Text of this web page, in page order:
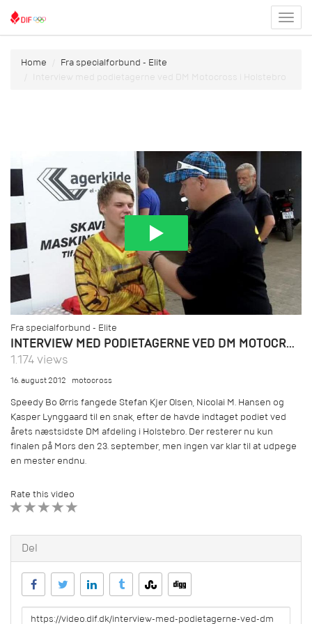
menu
Home
Fra specialforbund - Elite
Interview med podietagerne ved DM Motocross i Holstebro
Fra specialforbund - Elite
INTERVIEW MED PODIETAGERNE VED DM MOTOCROSS I HOLSTEBRO
1.174 views
16. august 2012 motocross
Speedy Bo Ørris fangede Stefan Kjer Olsen, Nicolai M. Hansen og
Kasper Lynggaard til en snak, efter de havde indtaget podiet ved
årets næstsidste DM afdeling i Holstebro. Der resterer nu kun
finalen på Mors den 23. september, men ingen var klar til at udpege
en mester endnu.
Rate this video
Del
URL